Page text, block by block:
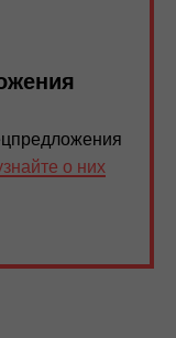
о них